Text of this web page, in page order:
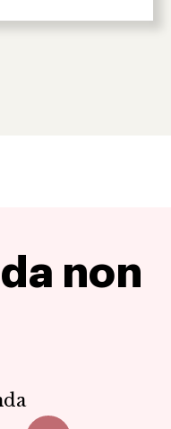
da non